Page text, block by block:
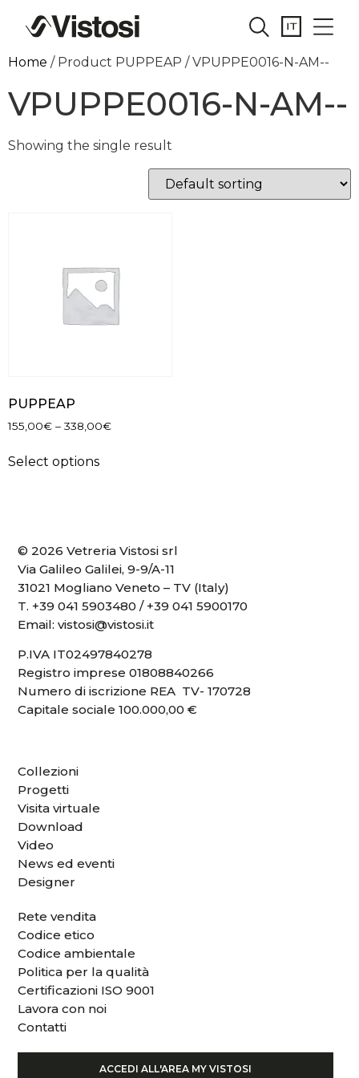
Home / Product PUPPEAP / VPUPPE0016-N-AM--
VPUPPE0016-N-AM--
Showing the single result
PUPPEAP
155,00€ – 338,00€
Select options
© 2026 Vetreria Vistosi srl
Via Galileo Galilei, 9-9/A-11
31021 Mogliano Veneto – TV (Italy)
T. +39 041 5903480 / +39 041 5900170
Email:vistosi@vistosi.it
P.IVA IT02497840278
Registro imprese 01808840266
Numero di iscrizione REA TV- 170728
Capitale sociale 100.000,00 €
Collezioni
Progetti
Visita virtuale
Download
Video
News ed eventi
Designer
Rete vendita
Codice etico
Codice ambientale
Politica per la qualità
Certificazioni ISO 9001
Lavora con noi
Contatti
ACCEDI ALL'AREA MY VISTOSI